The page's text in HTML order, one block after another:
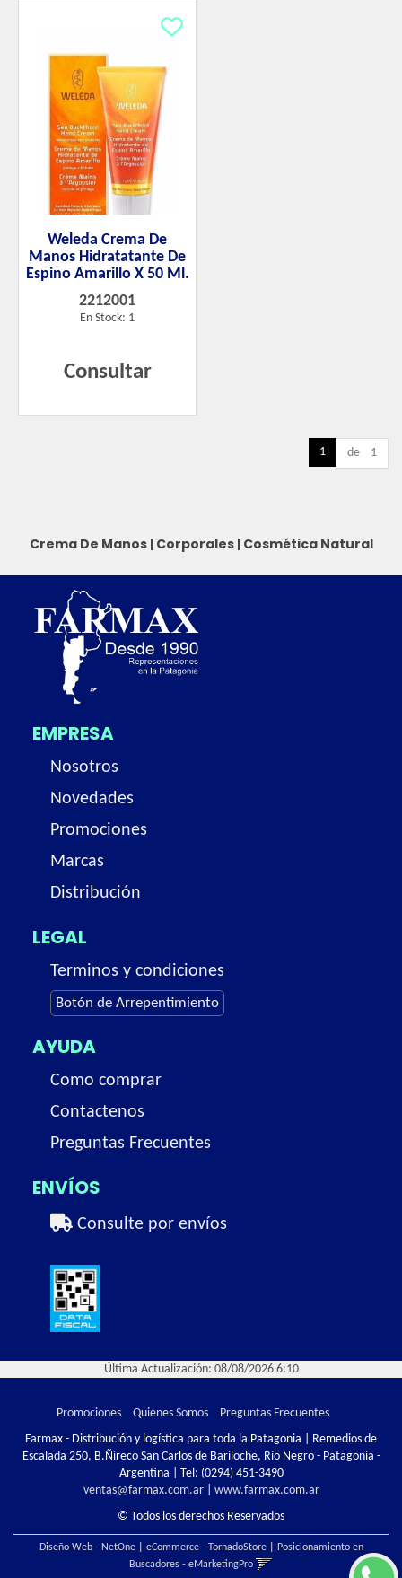
Weleda Crema De
Manos Hidratatante De
Espino Amarillo X 50 Ml.
2212001
En Stock: 1
Consultar
1 de 1
Crema De Manos| Corporales| Cosmética Natural
EMPRESA
Nosotros
Novedades
Promociones
Marcas
Distribución
LEGAL
Terminos y condiciones
Botón de Arrepentimiento
AYUDA
Como comprar
Contactenos
Preguntas Frecuentes
ENVÍOS
Consulte por envíos
Última Actualización: 08/08/2026 6:10
Promociones Quienes Somos
Preguntas Frecuentes
Farmax - Distribución y logística para toda la Patagonia | Remedios de
Escalada 250, B.Ñireco San Carlos de Bariloche, Río Negro - Patagonia -
Argentina | Tel: (0294) 451-3490
ventas@farmax.com.ar| www.farmax.com.ar
© Todos los derechos Reservados
Diseño Web - NetOne| eCommerce - TornadoStore|
Posicionamiento en
Buscadores - eMarketingPro